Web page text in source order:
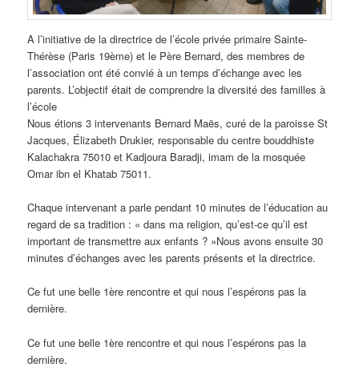
A l’initiative de la directrice de l’école privée primaire Sainte-
Thérèse (Paris 19ème) et le Père Bernard, des membres de
l’association ont été convié à un temps d’échange avec les
parents. L’objectif était de comprendre la diversité des familles à
l’école
Nous étions 3 intervenants Bernard Maës, curé de la paroisse St
Jacques, Élizabeth Drukier, responsable du centre bouddhiste
Kalachakra 75010 et Kadjoura Baradji, imam de la mosquée
Omar ibn el Khatab 75011.
Chaque intervenant a parle pendant 10 minutes de l’éducation au
regard de sa tradition : « dans ma religion, qu’est-ce qu’il est
important de transmettre aux enfants ? »Nous avons ensuite 30
minutes d’échanges avec les parents présents et la directrice.
Ce fut une belle 1ère rencontre et qui nous l’espérons pas la
dernière.
Ce fut une belle 1ère rencontre et qui nous l’espérons pas la
dernière.